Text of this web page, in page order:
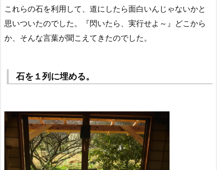
これらの石を利用して、道にしたら面白いんじゃないかと
思いついたのでした。『閃いたら、実行せよ～』どこから
か、そんな言葉が聞こえてきたのでした。
石を１列に埋める。